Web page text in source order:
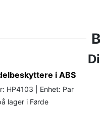
i ABS
HP4103 | Enhet: Par
lager i Førde